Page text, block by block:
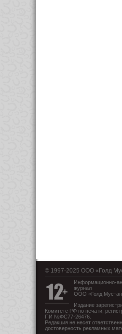
© 1997-2025 OOO «Голд
Информационно-
журнал
ООО «Голд
Издание
Комитете РФ по печати,
ПИ №ФС77-26476.
Редакция не несет
достоверность рекламных